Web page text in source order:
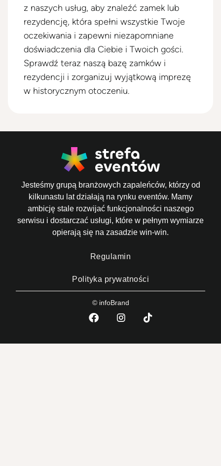
z naszych usług, aby znaleźć zamek lub
rezydencję, która spełni wszystkie Twoje
oczekiwania i zapewni niezapomniane
doświadczenia dla Ciebie i Twoich gości.
Sprawdź teraz naszą bazę zamków i
rezydencji i zorganizuj wyjątkową imprezę
w historycznym otoczeniu.
Jesteśmy grupą branżowych zapaleńców, którzy od
kilkunastu lat działają na rynku eventów. Mamy
ambicję stale rozwijać funkcjonalności naszego
serwisu i dostarczać usługi, które w pełnym wymiarze
opierają się na zasadzie win-win.
Regulamin
Polityka prywatności
© infoBrand